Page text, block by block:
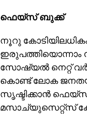
ഫെയ്സ് ബുക്ക്
നൂറു
ഇരുപത്തിയൊന്നാം
സോഷ്യൽ നെറ്റ്
കൊണ്ട് ലോക
സൃഷ്ടിക്കാൻ
മസാച്യുസെറ്റ്സ്